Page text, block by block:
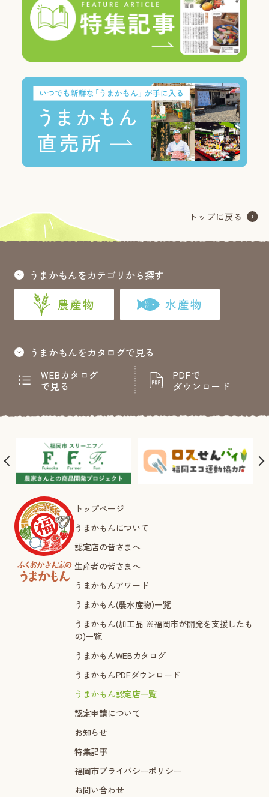
うまかもんをカテゴリから探す
農産物 水産物
うまかもんをカタログで見る
WEBカタログ
で見る
PDFで
ダウンロード
トップページ
うまかもんについて
認定店の皆さまへ
生産者の皆さまへ
うまかもんアワード
うまかもん(農水産物)一覧
うまかもん(加工品 ※福岡市が開発を支援したも
の)一覧
うまかもんWEBカタログ
うまかもんPDFダウンロード
うまかもん認定店一覧
認定申請について
お知らせ
特集記事
福岡市プライバシーポリシー
お問い合わせ